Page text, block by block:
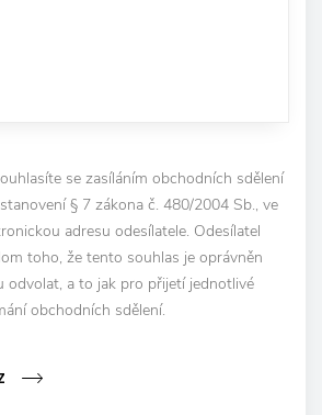
se zasíláním obchodních sdělení
§ 7 zákona č. 480/2004 Sb., ve
adresu odesílatele. Odesílatel
toho, že tento souhlas je oprávněn
odvolat, a to jak pro přijetí jednotlivé
obchodních sdělení.